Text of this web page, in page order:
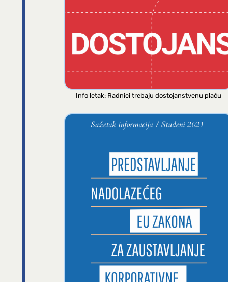
Info letak: Radnici trebaju dostojanstvenu plaću